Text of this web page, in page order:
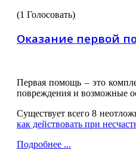
(1 Голосовать)
Оказание первой
Первая помощь – это
повреждения и возможные
Существует всего 8
как действовать при
Подробнее ...